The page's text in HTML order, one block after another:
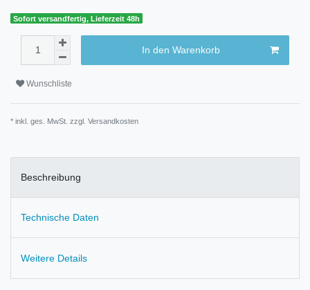
Sofort versandfertig, Lieferzeit 48h
In den Warenkorb
Wunschliste
* inkl. ges. MwSt. zzgl. Versandkosten
Beschreibung
Technische Daten
Weitere Details